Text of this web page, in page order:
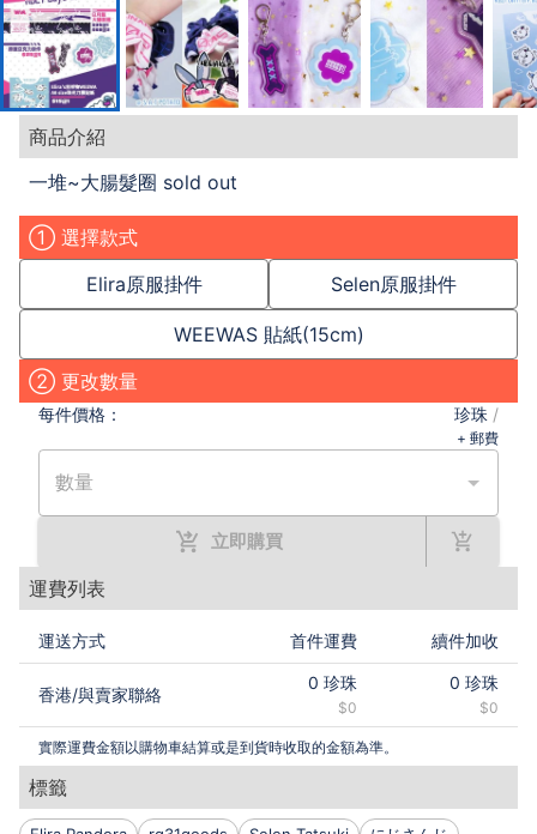
商品介紹
一堆~大腸髮圈 sold out
① 選擇款式
Elira原服掛件
Selen原服掛件
WEEWAS 貼紙(15cm)
② 更改數量
每件價格： 珍珠 /
+ 郵費
數量
立即購買
運費列表
運送方式 首件運費 續件加收
香港/與賣家聯絡
0 珍珠
$0
0 珍珠
$0
實際運費金額以購物車結算或是到貨時收取的金額為準。
標籤